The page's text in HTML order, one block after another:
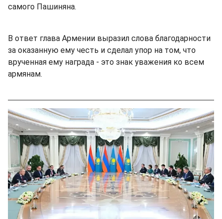
самого Пашиняна.
В ответ глава Армении выразил слова благодарности
за оказанную ему честь и сделал упор на том, что
врученная ему награда - это знак уважения ко всем
армянам.